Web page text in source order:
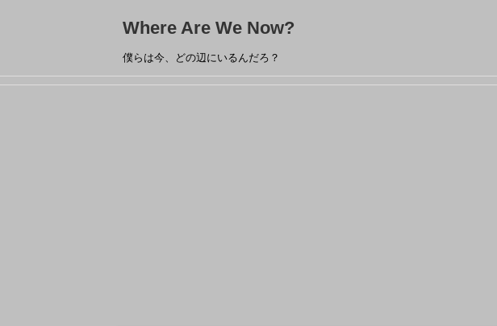
Where Are We Now?
僕らは今、どの辺にいるんだろ？